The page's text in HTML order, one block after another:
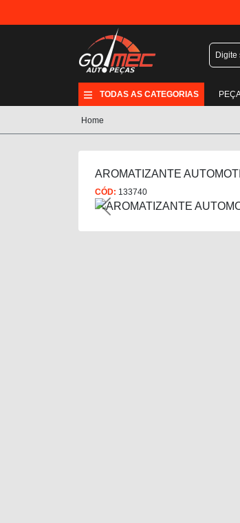
TODAS AS CATEGORIAS
Home
AROMATIZANTE
CÓD: 133740
Previous